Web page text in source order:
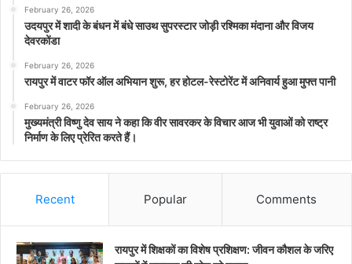
February 26, 2026
उदयपुर में शादी के बंधन में बंधे साउथ सुपरस्टार जोड़ी रश्मिका मंदाना और विजय
देवरकोंडा
February 26, 2026
रायपुर में वाटर फॉर ऑल अभियान शुरू, हर होटल-रेस्टोरेंट में अनिवार्य हुआ मुफ्त पानी
February 26, 2026
मुख्यमंत्री विष्णु देव साय ने कहा कि वीर सावरकर के विचार आज भी युवाओं को राष्ट्र
निर्माण के लिए प्रेरित करते हैं।
Recent Popular Comments
रायपुर में शिक्षकों का विशेष प्रशिक्षण: जीवन कौशल के जरिए